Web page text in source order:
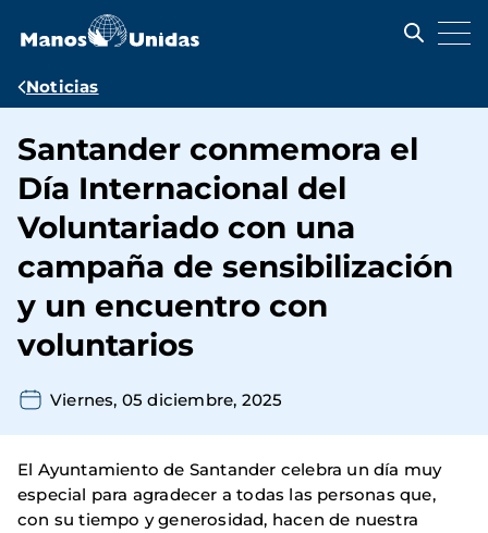
contenido
Ruta
navegación
Noticias
Santander conmemora el
Día Internacional del
Voluntariado con una
campaña de sensibilización
y un encuentro con
voluntarios
Viernes, 05 diciembre, 2025
El Ayuntamiento de Santander celebra un día muy
especial para agradecer a todas las personas que,
con su tiempo y generosidad, hacen de nuestra